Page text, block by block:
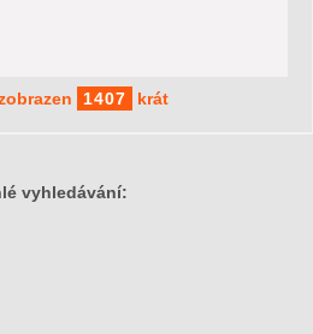
1407 krát
vyhledávání: